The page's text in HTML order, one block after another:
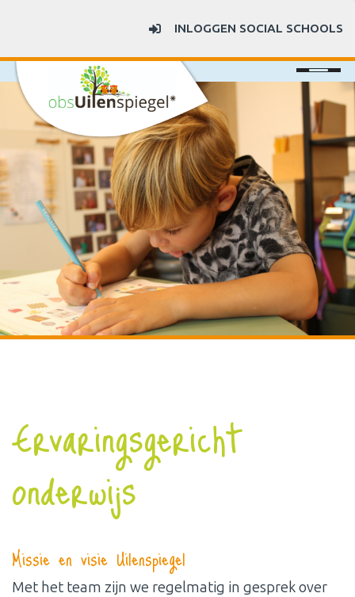
INLOGGEN SOCIAL SCHOOLS
Uilenspiegel
Nieuws
Ouders
SAAM*
Contact
Ervaringsgericht
onderwijs
Missie en visie Uilenspiegel
Met het team zijn we regelmatig in gesprek over